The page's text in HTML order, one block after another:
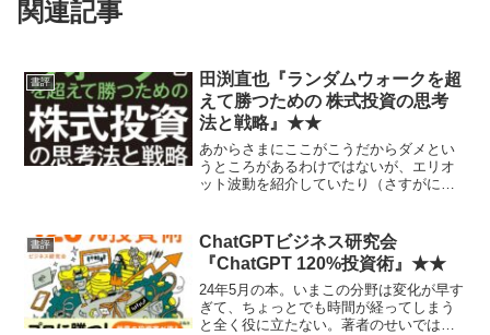
関連記事
書評
田渕直也『ランダムウォークを超
えて勝つための 株式投資の思考
法と戦略』★★
あからさまにここがこうだからダメとい
うところがあるわけではないが、エリオ
ット波動を紹介していたり（さすがに全
書評
ChatGPTビジネス研究会
『ChatGPT 120%投資術』★★
24年5月の本。いまこの分野は変化が早す
ぎて、ちょっとでも時間が経ってしまう
と全く役に立たない。著者のせいではな